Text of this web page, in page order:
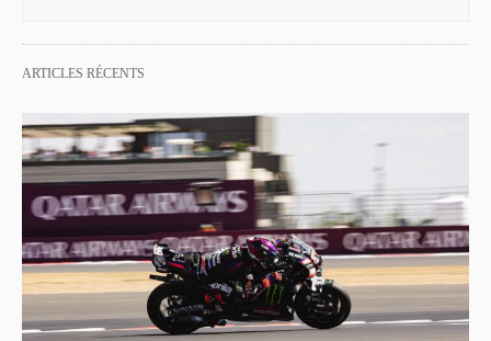
ARTICLES RÉCENTS